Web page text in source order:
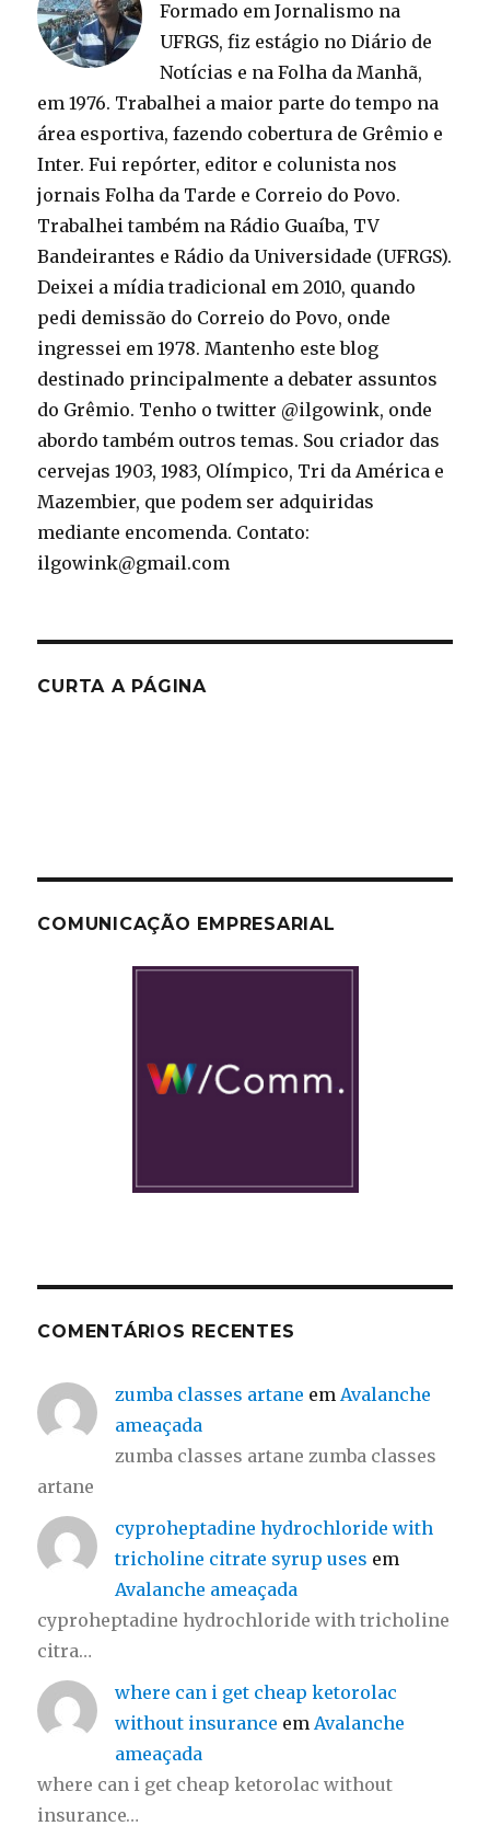
Formado em Jornalismo na
UFRGS, fiz estágio no Diário de
Notícias e na Folha da Manhã,
em 1976. Trabalhei a maior parte do tempo na
área esportiva, fazendo cobertura de Grêmio e
Inter. Fui repórter, editor e colunista nos
jornais Folha da Tarde e Correio do Povo.
Trabalhei também na Rádio Guaíba, TV
Bandeirantes e Rádio da Universidade (UFRGS).
Deixei a mídia tradicional em 2010, quando
pedi demissão do Correio do Povo, onde
ingressei em 1978. Mantenho este blog
destinado principalmente a debater assuntos
do Grêmio. Tenho o twitter @ilgowink, onde
abordo também outros temas. Sou criador das
cervejas 1903, 1983, Olímpico, Tri da América e
Mazembier, que podem ser adquiridas
mediante encomenda. Contato:
ilgowink@gmail.com
CURTA A PÁGINA
COMUNICAÇÃO EMPRESARIAL
COMENTÁRIOS RECENTES
zumba classes artane em Avalanche
ameaçada
zumba classes artane zumba classes
artane
cyproheptadine hydrochloride with
tricholine citrate syrup uses em
Avalanche ameaçada
cyproheptadine hydrochloride with tricholine
citra…
where can i get cheap ketorolac
without insurance em Avalanche
ameaçada
where can i get cheap ketorolac without
insurance…